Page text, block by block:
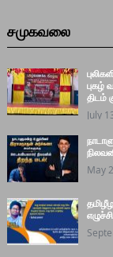
சமுகவலை
புகழ்
திடம்
July
May